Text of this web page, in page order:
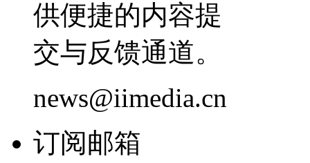
供便捷的内容提
交与反馈通道。
news@iimedia.cn
订阅邮箱